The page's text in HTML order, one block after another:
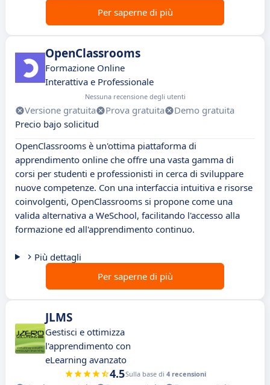
Per saperne di più
OpenClassrooms
Formazione Online
Interattiva e Professionale
Nessuna recensione degli utenti
Versione gratuita Prova gratuita
Demo gratuita
Precio bajo solicitud
OpenClassrooms è un'ottima piattaforma di
apprendimento online che offre una vasta gamma di
corsi per studenti e professionisti in cerca di sviluppare
nuove competenze. Con una interfaccia intuitiva e risorse
coinvolgenti, OpenClassrooms si propone come una
valida alternativa a WeSchool, facilitando l'accesso alla
formazione ed all'apprendimento continuo.
Più dettagli
Per saperne di più
JLMS
Gestisci e ottimizza
l'apprendimento con
eLearning avanzato
4.5Sulla base di 4 recensioni